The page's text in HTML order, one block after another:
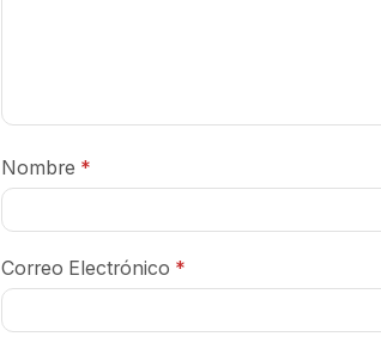
Nombre *
Correo Electrónico *